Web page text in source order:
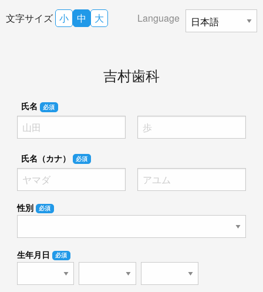
文字サイズ 小 中 大 Language
吉村歯科
氏名 必須
氏名（カナ） 必須
性別 必須
生年月日 必須